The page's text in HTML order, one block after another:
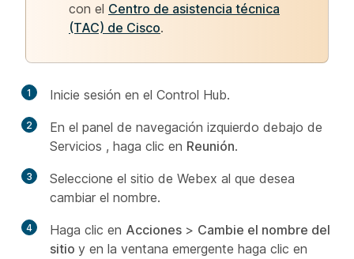
con el Centro de asistencia técnica
(TAC) de Cisco.
1 Inicie sesión en el Control Hub.
2
En el panel de navegación izquierdo debajo de
Servicios , haga clic en Reunión.
3
Seleccione el sitio de Webex al que desea
cambiar el nombre.
4 Haga clic en Acciones > Cambie el nombre del
sitio y en la ventana emergente haga clic en